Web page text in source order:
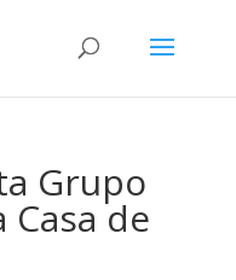
Grupo
Casa de